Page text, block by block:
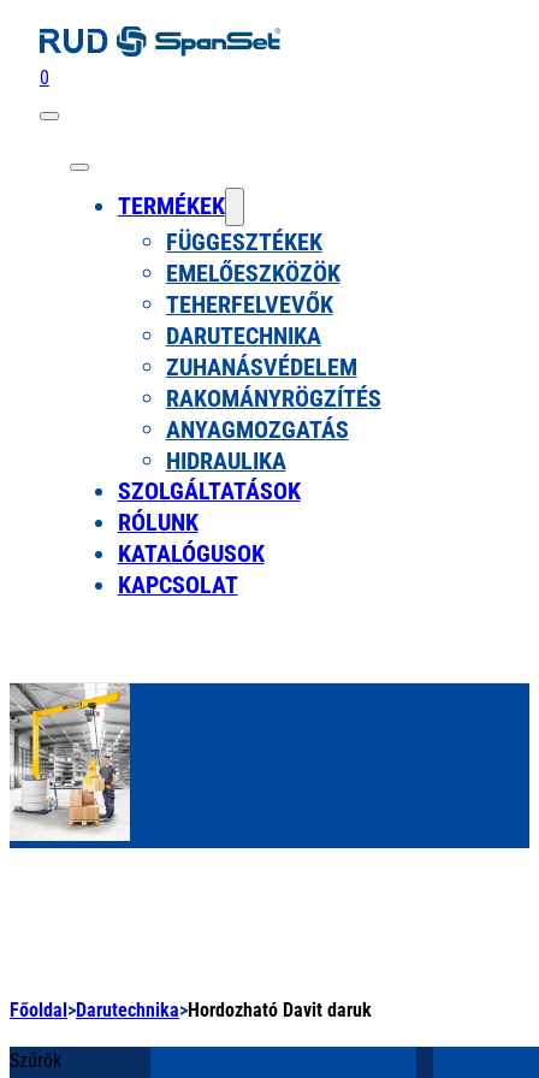
0
TERMÉKEK
FÜGGESZTÉKEK
EMELŐESZKÖZÖK
TEHERFELVEVŐK
DARUTECHNIKA
ZUHANÁSVÉDELEM
RAKOMÁNYRÖGZÍTÉS
ANYAGMOZGATÁS
HIDRAULIKA
SZOLGÁLTATÁSOK
RÓLUNK
KATALÓGUSOK
KAPCSOLAT
Főoldal >Darutechnika>Hordozható Davit daruk
Szűrők